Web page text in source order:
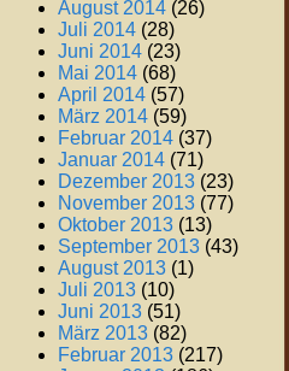
August 2014 (26)
Juli 2014 (28)
Juni 2014 (23)
Mai 2014 (68)
April 2014 (57)
März 2014 (59)
Februar 2014 (37)
Januar 2014 (71)
Dezember 2013 (23)
November 2013 (77)
Oktober 2013 (13)
September 2013 (43)
August 2013 (1)
Juli 2013 (10)
Juni 2013 (51)
März 2013 (82)
Februar 2013 (217)